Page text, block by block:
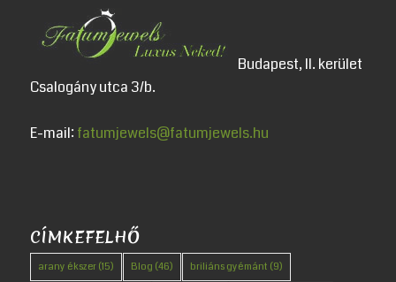
Budapest, II. kerület
Csalogány utca 3/b.
E-mail: fatumjewels@fatumjewels.hu
CÍMKEFELHŐ
arany ékszer(15) Blog (46) briliáns gyémánt (9)